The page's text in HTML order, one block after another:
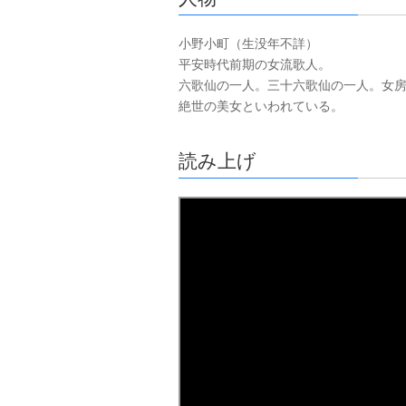
小野小町（生没年不詳）
平安時代前期の女流歌人。
六歌仙の一人。三十六歌仙の一人。女
絶世の美女といわれている。
読み上げ